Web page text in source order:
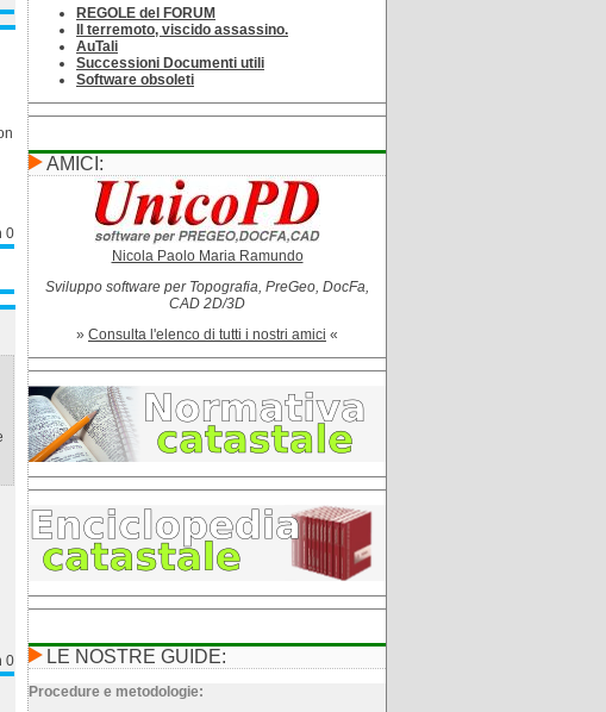
0
0
REGOLE del FORUM
Il terremoto, viscido assassino.
AuTali
Successioni Documenti utili
Software obsoleti
AMICI:
Nicola Paolo Maria Ramundo
Sviluppo software per Topografia, PreGeo, DocFa,
CAD 2D/3D
» Consulta l'elenco di tutti i nostri amici «
LE NOSTRE GUIDE:
Procedure e metodologie: